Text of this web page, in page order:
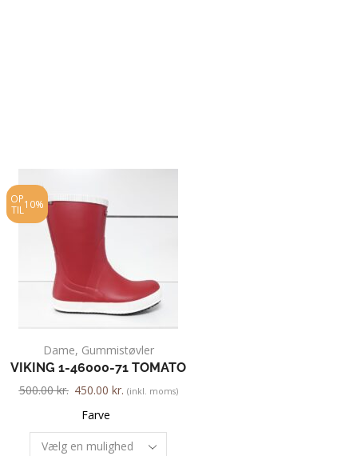
OP
TIL 10%
Dame, Gummistøvler
VIKING 1-46000-71 TOMATO
500.00kr. 450.00 kr. (inkl. moms)
Farve